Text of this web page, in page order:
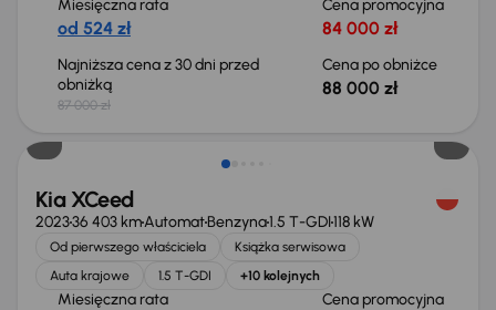
Miesięczna rata
od 524 zł
Cena promocyjna
84 000 zł
Najniższa cena z 30 dni przed
obniżką
87 000 zł
Cena po obniżce
88 000 zł
Kia XCeed
202336 403 kmAutomatBenzyna1.5 T-GDI118 kW
Od pierwszego właściciela
Książka serwisowa
Auta krajowe
1.5 T-GDI +10 kolejnych
Miesięczna rata Cena promocyjna